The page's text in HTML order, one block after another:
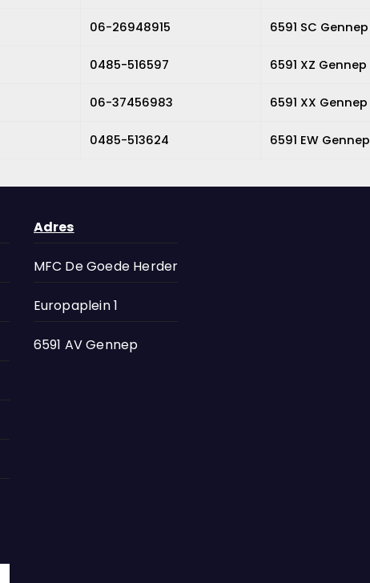
06-26948915 6591 SC Gennep
0485-516597 6591 XZ Gennep
06-37456983 6591 XX Gennep
0485-513624 6591 EW Gennep
Adres
MFC De Goede Herder
Europaplein 1
6591 AV Gennep